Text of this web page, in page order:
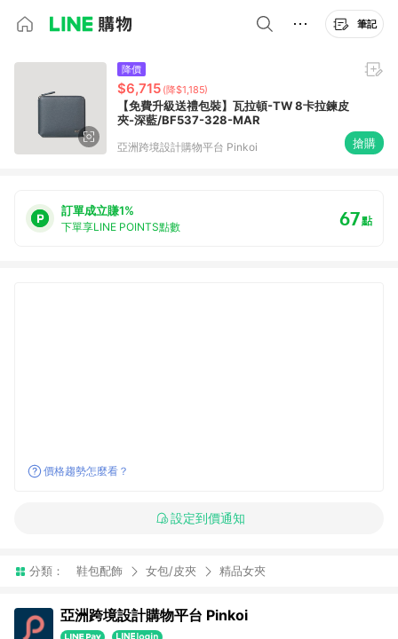
筆記
降價
$6,715 (降$1,185)
【免費升級送禮包裝】瓦拉頓-TW 8卡拉鍊皮
夾-深藍/BF537-328-MAR
亞洲跨境設計購物平台 Pinkoi 搶購
訂單成立賺1%
下單享LINE POINTS點數 67點
價格趨勢怎麼看？
設定到價通知
分類： 鞋包配飾 女包/皮夾 精品女夾
亞洲跨境設計購物平台 Pinkoi